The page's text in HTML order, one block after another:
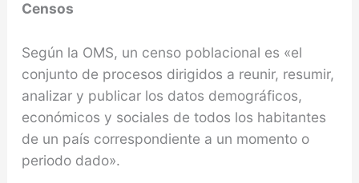
Censos
Según la OMS, un censo poblacional es «el
conjunto de procesos dirigidos a reunir, resumir,
analizar y publicar los datos demográficos,
económicos y sociales de todos los habitantes
de un país correspondiente a un momento o
periodo dado».